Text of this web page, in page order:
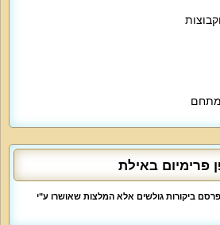
פרימיום באילת
ביקורות גולשים אלא המלצות שאושרו ע"י